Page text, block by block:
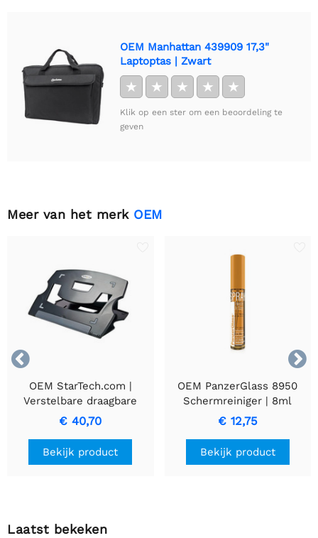
OEM Manhattan 439909 17,3"
Laptoptas | Zwart
★ ★ ★ ★ ★
Klik op een ster om een beoordeling te
geven
Meer van het merk OEM


OEM StarTech.com |
Verstelbare draagbare
laptopstandaard |
Compact & lichtgewicht
€ 40,70
Bekijk product
OEM PanzerGlass 8950
Schermreiniger | 8ml
€ 12,75
Bekijk product
Laatst bekeken